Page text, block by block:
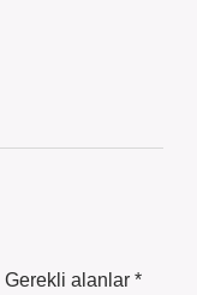
Gerekli alanlar *